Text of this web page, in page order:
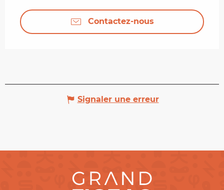
Contactez-nous
Signaler une erreur